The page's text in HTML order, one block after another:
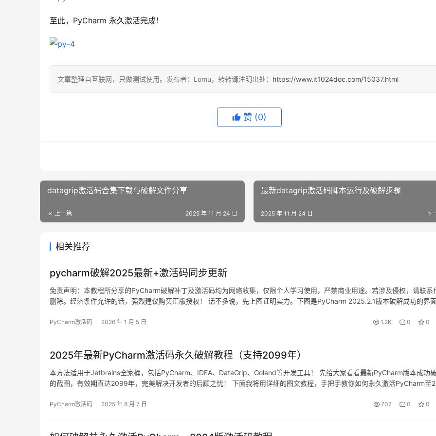
至此，PyCharm 永久激活完成！
文章整理自互联网，只做测试使用。发布者：Lomu，转转请注明出处： https://www.it1024doc.com/15037.html
赞 (0)
datagrip激活码合集下载与破解文件分享
上一篇 2025 年 11 月 24 日
最新datagrip激活码脚本运行及破解步骤
下
2025 年 11 月 24 日
相关推荐
pycharm破解2025最新+激活码同步更新
免责声明：本教程所分享的PyCharm破解补丁及激活码均为网络收集，仅限个人学习使用，严禁商业用途。若涉及侵权，请联系
删除。经济条件允许的话，强烈建议购买正版授权！ 话不多说，先上图证明实力。下图是PyCharm 2025.2.1版本破解成功的界
PyCharm激活码 2026 年 1 月 5 日 1.2K 0 0
2025年最新PyCharm激活码永久破解教程（支持2099年）
本方法适用于Jetbrains全家桶，包括PyCharm、IDEA、DataGrip、Goland等开发工具！ 先给大家看看最新PyCharm版本成功
的截图，有效期直达2099年，完美解决开发者的后顾之忧！ 下面我将用详细的图文教程，手把手教你如何永久激活PyCharm至
PyCharm激活码 2025 年 8 月 7 日 707 0 0